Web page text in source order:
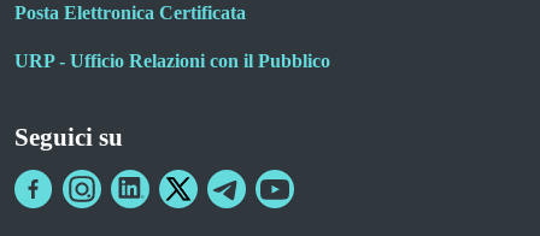
Posta Elettronica Certificata
URP - Ufficio Relazioni con il Pubblico
Seguici su